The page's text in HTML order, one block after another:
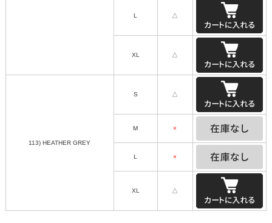
L △
XL △
113) HEATHER GREY
S △
M ×
L ×
XL △